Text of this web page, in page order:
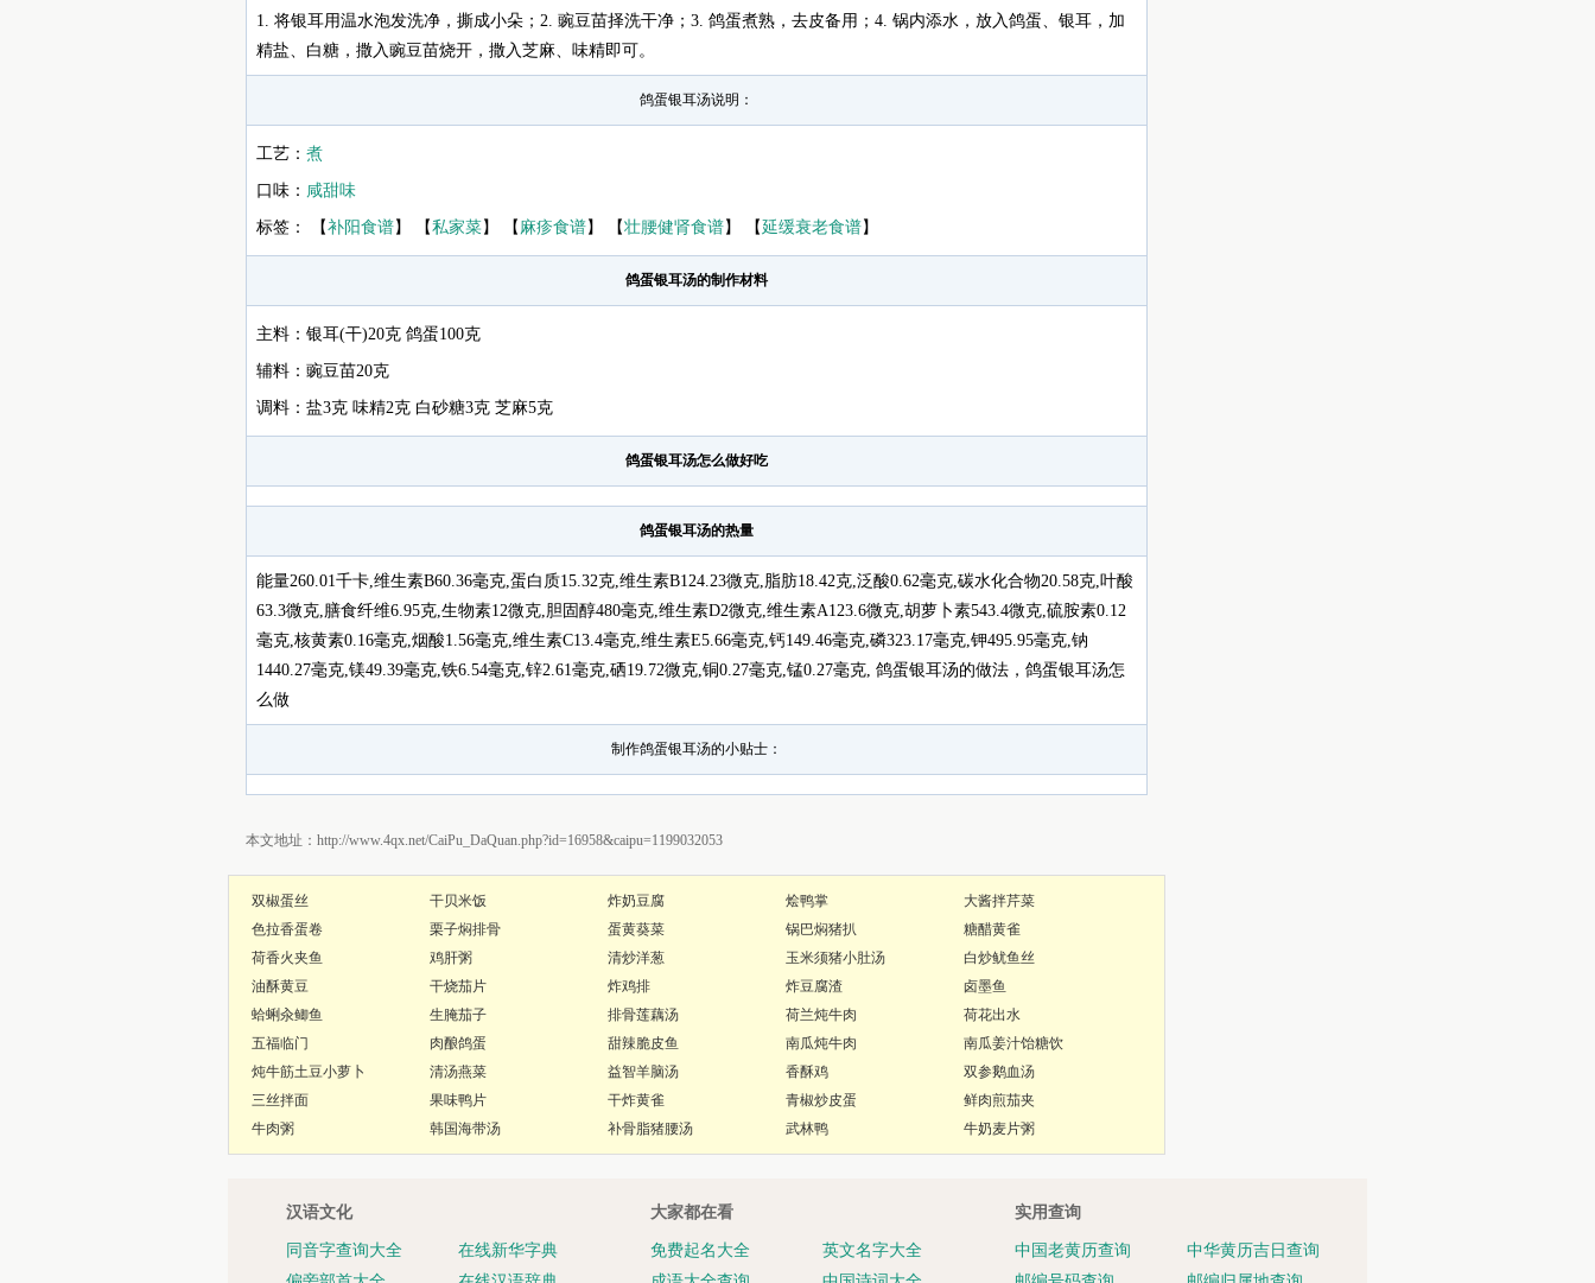
1. 将银耳用温水泡发洗净，撕成小朵；2. 豌豆苗择洗干净；3. 鸽蛋煮熟，去皮备用；4. 锅内添水，放入鸽蛋、银耳，加
精盐、白糖，撒入豌豆苗烧开，撒入芝麻、味精即可。
鸽蛋银耳汤说明：
工艺： 煮
口味： 咸甜味
标签： 【补阳食谱】 【私家菜】 【 麻疹食谱】 【壮腰健肾食谱】 【延缓衰老食谱】
鸽蛋银耳汤的制作材料
主料：银耳(干)20克 鸽蛋100克
辅料：豌豆苗20克
调料：盐3克 味精2克 白砂糖3克 芝麻5克
鸽蛋银耳汤怎么做好吃
鸽蛋银耳汤的热量
能量260.01千卡,维生素B60.36毫克,蛋白质15.32克,维生素B124.23微克,脂肪18.42克,泛酸0.62毫克,碳水化合物20.58克,叶酸
63.3微克,膳食纤维6.95克,生物素12微克,胆固醇480毫克,维生素D2微克,维生素A123.6微克,胡萝卜素543.4微克,硫胺素0.12
毫克,核黄素0.16毫克,烟酸1.56毫克,维生素C13.4毫克,维生素E5.66毫克,钙149.46毫克,磷323.17毫克,钾495.95毫克,钠
1440.27毫克,镁49.39毫克,铁6.54毫克,锌2.61毫克,硒19.72微克,铜0.27毫克,锰0.27毫克, 鸽蛋银耳汤的做法，鸽蛋银耳汤怎
么做
制作鸽蛋银耳汤的小贴士：
本文地址：http://www.4qx.net/CaiPu_DaQuan.php?id=16958&caipu=1199032053
双椒蛋丝 干贝米饭 炸奶豆腐 烩鸭掌
大酱拌芹菜
色拉香蛋卷
栗子焖排骨 蛋黄葵菜 锅巴焖猪扒
糖醋黄雀
荷香火夹鱼
鸡肝粥 清炒洋葱 玉米须猪小肚汤
白炒鱿鱼丝
油酥黄豆
干烧茄片 炸鸡排 炸豆腐渣
卤墨鱼
蛤蜊汆鲫鱼
生腌茄子 排骨莲藕汤 荷兰炖牛肉
荷花出水
五福临门
肉酿鸽蛋 甜辣脆皮鱼 南瓜炖牛肉
南瓜姜汁饴糖饮
炖牛筋土豆小萝卜
清汤燕菜 益智羊脑汤 香酥鸡
双参鹅血汤
三丝拌面
果味鸭片 干炸黄雀 青椒炒皮蛋
鲜肉煎茄夹
牛肉粥
韩国海带汤 补骨脂猪腰汤 武林鸭 牛奶麦片粥
汉语文化
同音字查询大全
在线新华字典
大家都在看
免费起名大全
英文名字大全
实用查询
中国老黄历查询
中华黄历吉日查询